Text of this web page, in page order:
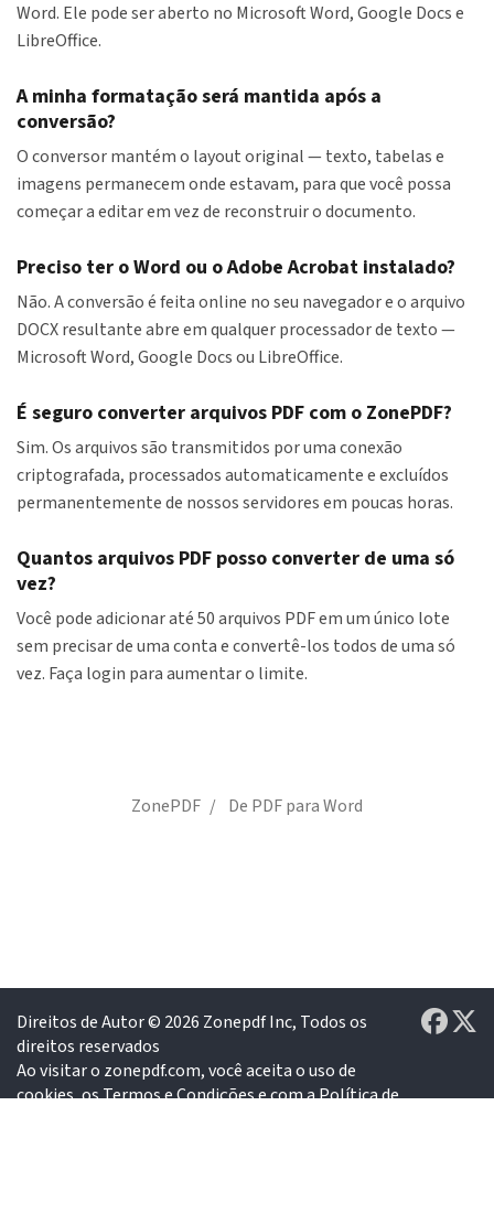
Word. Ele pode ser aberto no Microsoft Word, Google Docs e
LibreOffice.
A minha formatação será mantida após a
conversão?
O conversor mantém o layout original — texto, tabelas e
imagens permanecem onde estavam, para que você possa
começar a editar em vez de reconstruir o documento.
Preciso ter o Word ou o Adobe Acrobat instalado?
Não. A conversão é feita online no seu navegador e o arquivo
DOCX resultante abre em qualquer processador de texto —
Microsoft Word, Google Docs ou LibreOffice.
É seguro converter arquivos PDF com o ZonePDF?
Sim. Os arquivos são transmitidos por uma conexão
criptografada, processados automaticamente e excluídos
permanentemente de nossos servidores em poucas horas.
Quantos arquivos PDF posso converter de uma só
vez?
Você pode adicionar até 50 arquivos PDF em um único lote
sem precisar de uma conta e convertê-los todos de uma só
vez. Faça login para aumentar o limite.
ZonePDF De PDF para Word
Direitos de Autor © 2026 Zonepdf Inc, Todos os
direitos reservados
Ao visitar o zonepdf.com, você aceita o uso de
cookies, osTermos e Condiçõese com aPolítica de